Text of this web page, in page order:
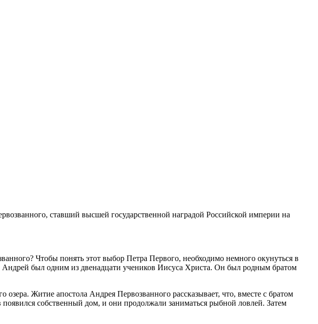
ставший высшей государственной наградой Российской империи на
Чтобы понять этот выбор Петра Первого, необходимо немного окунуться в
Андрей был одним из двенадцати учеников Иисуса Христа. Он был родным братом
Житие апостола Андрея Первозванного рассказывает, что, вместе с братом
собственный дом, и они продолжали заниматься рыбной ловлей. Затем